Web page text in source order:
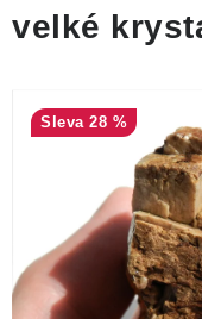
KAMENY ZE SVĚTA
SLEVY
KRYSTALY
velké
28 %